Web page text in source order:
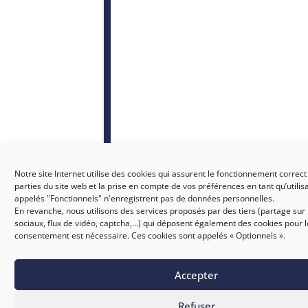
Notre site Internet utilise des cookies qui assurent le fonctionnement
parties du site web et la prise en compte de vos préférences en tant
appelés "Fonctionnels" n'enregistrent pas de données personnelles.
En revanche, nous utilisons des services proposés par des tiers (partage sur
sociaux, flux de vidéo, captcha,...) qui déposent également des cookies pour
consentement est nécessaire. Ces cookies sont appelés « Optionnels ».
Accepter
SICTIAM